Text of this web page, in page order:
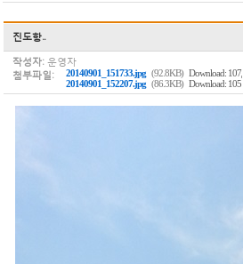
진도항..
작성자:운영자
첨부파일:
20140901_151733.jpg (92.8KB) Download: 107,
20140901_152207.jpg (86.3KB) Download: 105